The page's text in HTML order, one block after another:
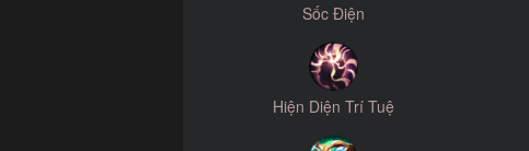
Sốc Điện
Hiện Diện Trí Tuệ